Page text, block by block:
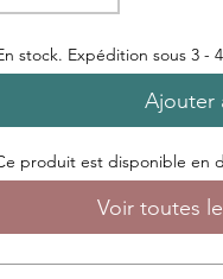
stock. Expédition sous 3 -
Ajouter
produit est disponible en
Voir toutes